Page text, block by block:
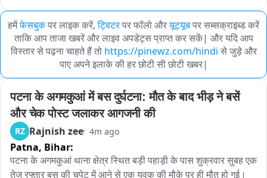
हमेंफेसबुकपर लाइक करें, ट्विटरपर फॉलो औरयूट्यूबपर सब्सक्राइब्ड करें
ताकि आप ताजा खबरें और लाइव अपडेट्स प्राप्त कर सकें| और यदि आप
विस्तार से पढ़ना चाहते हैं तो https://pinewz.com/hindi से जुड़े और
पाए अपने इलाके की हर छोटी सी छोटी खबर|
पटना के अगमकुआं में बस दुर्घटना: मौत के बाद भीड़ ने बसें
और चेक पोस्ट जलाकर आगजनी की
RZ Rajnish zee 4m ago
Patna, Bihar:
पटना के अगमकुआं थाना क्षेत्र स्थित बड़ी पहाड़ी के पास शुक्रवार सुबह एक
तेज रफ्तार बस की चपेट में आने से एक युवक की मौके पर ही मौत हो गई।